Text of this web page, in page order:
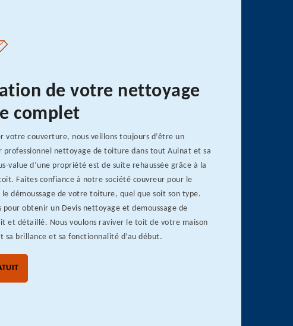
de votre nettoyage
complet
votre couverture, nous veillons toujours d’être un
professionnel nettoyage de toiture dans tout Aulnat et sa
value d’une propriété est de suite rehaussée grâce à la
Faites confiance à notre société couvreur pour le
démoussage de votre toiture, quel que soit son type.
pour obtenir un Devis nettoyage et demoussage de
et détaillé. Nous voulons raviver le toit de votre maison
sa brillance et sa fonctionnalité d’au début.